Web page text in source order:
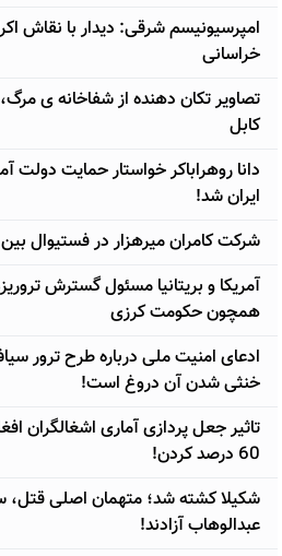
امپرسیونیسم شرقی: دیدار با نقاش
خراسانی
تصاویر تکان دهنده از شفاخانه ی
کابل
دانا روهراباکر خواستار حمایت دولت
ایران شد!
شرکت کامران میرهزار در فستیوال
آمریکا و بریتانیا مسئول گسترش
همچون حکومت کرزی
ادعای امنیت ملی درباره طرح ترور
خنثی شدن آن دروغ است!
60 درصد کردن!
شکیلا کشته شد؛ متهمان اصلی
عبدالوهاب آزادند!